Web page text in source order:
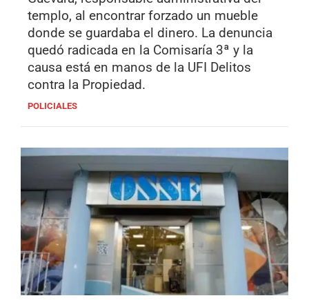
templo, al encontrar forzado un mueble
donde se guardaba el dinero. La denuncia
quedó radicada en la Comisaría 3ª y la
causa está en manos de la UFI Delitos
contra la Propiedad.
POLICIALES